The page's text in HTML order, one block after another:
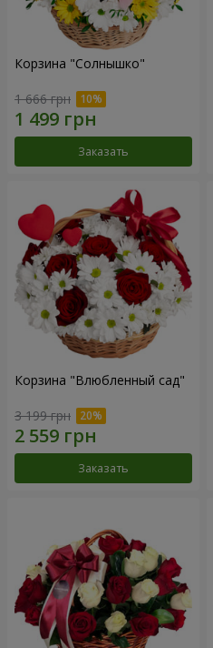
Корзина "Солнышко"
1 666 грн
Заказать
Корзина "Влюбленный сад"
3 199 грн
Заказать